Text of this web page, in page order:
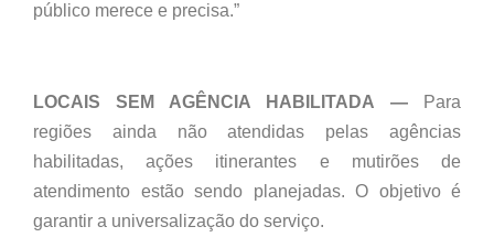
público merece e precisa.”
LOCAIS SEM AGÊNCIA HABILITADA — Para
regiões ainda não atendidas pelas agências
habilitadas, ações itinerantes e mutirões de
atendimento estão sendo planejadas. O objetivo é
garantir a universalização do serviço.